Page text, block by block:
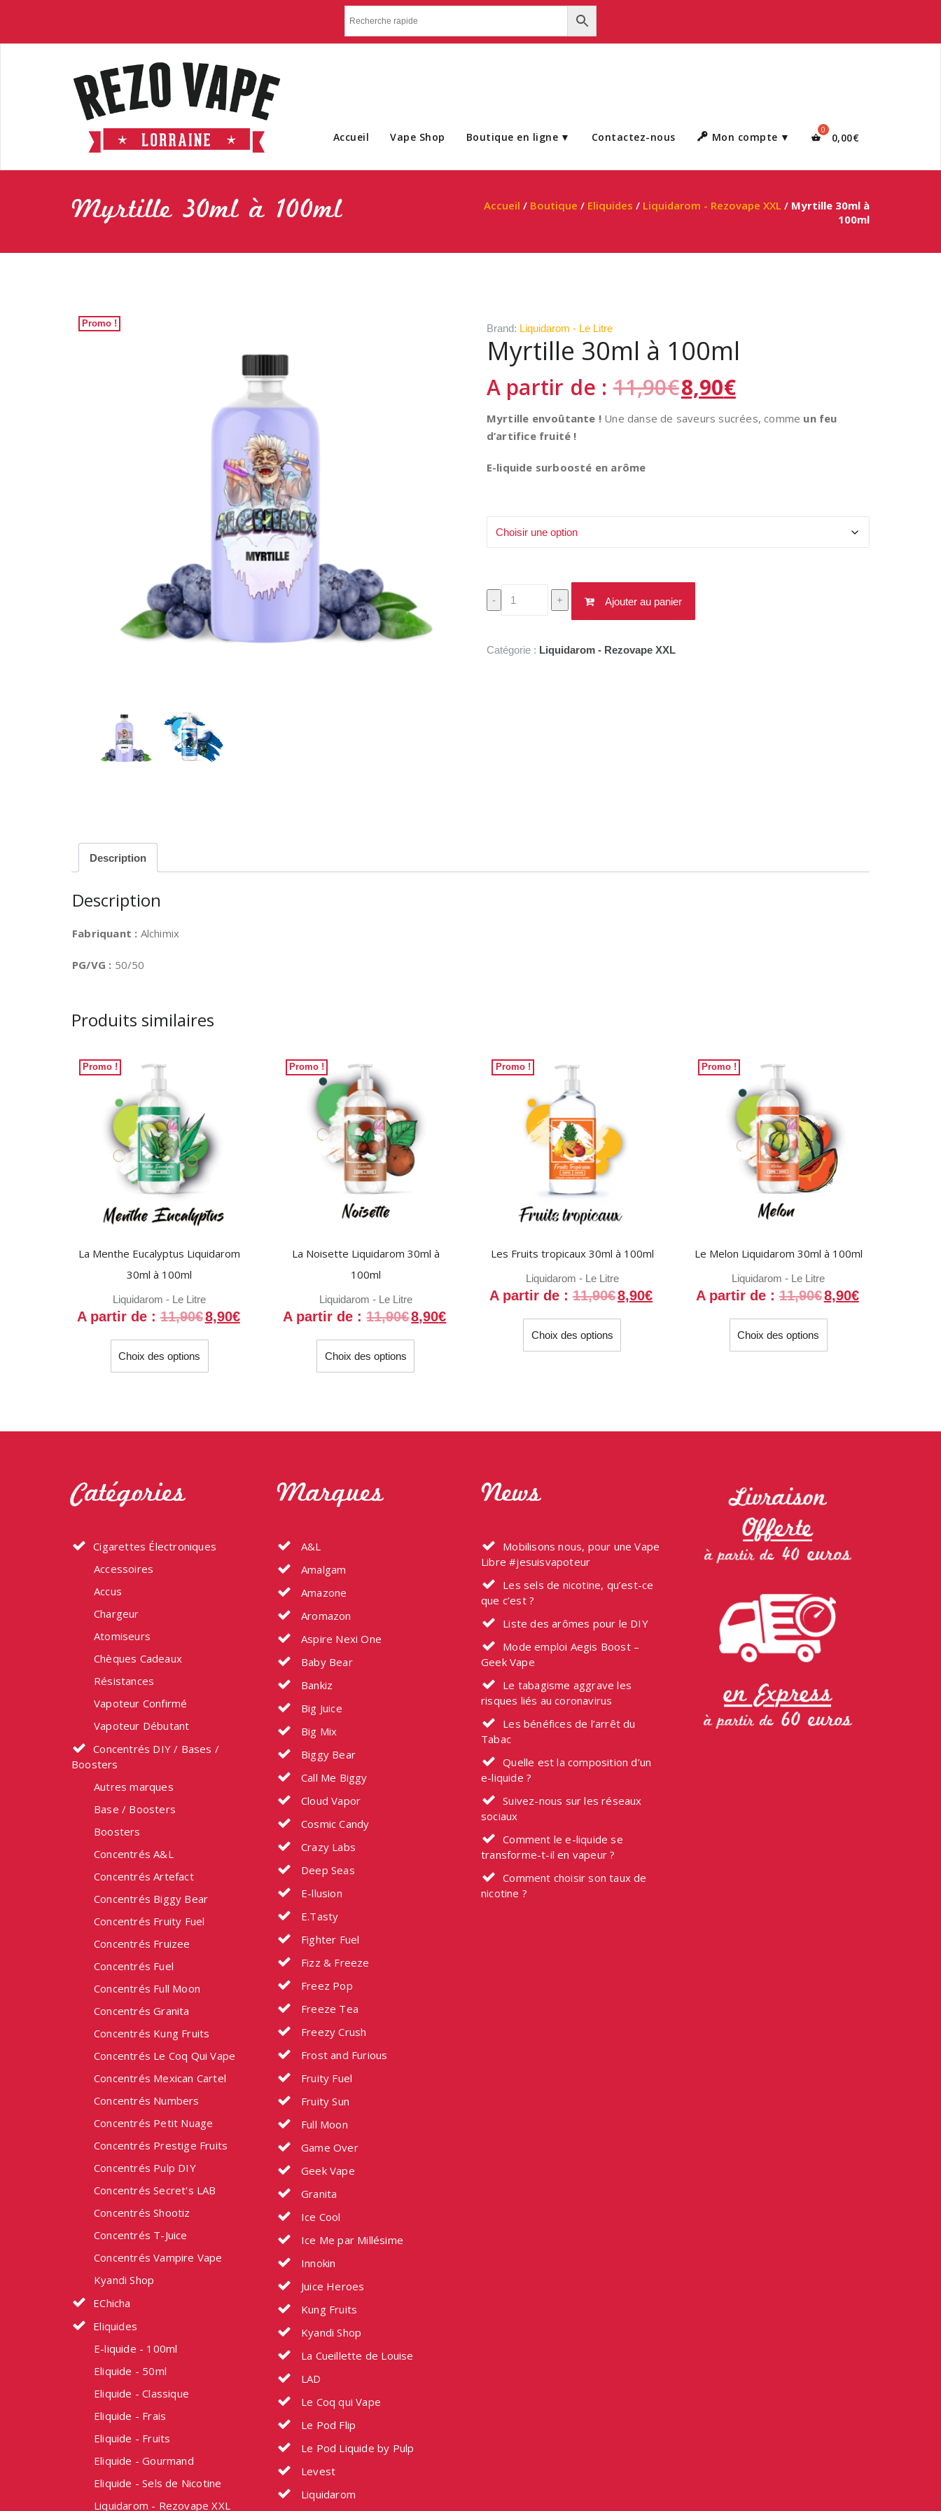
Accueil Vape Shop Boutique en ligne Contactez-nous Mon compte 0,00€
Myrtille 30ml à 100ml Accueil / Boutique / Eliquides / Liquidarom - Rezovape XXL / Myrtille 30ml à
100ml
Promo ! Brand: Liquidarom - Le Litre
Myrtille 30ml à 100ml
A partir de :11,90€8,90€
Myrtille envoûtante ! Une danse de saveurs sucrées, comme un feu
d’artifice fruité !
E-liquide surboosté en arôme
-
quantité
de
30ml
+ Ajouter au panier
Catégorie : Liquidarom - Rezovape XXL
Description
Description
Fabriquant : Alchimix
PG/VG : 50/50
Produits similaires
Promo !
La Menthe Eucalyptus Liquidarom
30ml à 100ml
Liquidarom - Le Litre
A partir de :11,90€8,90€
Choix des options
Ce
a
page
Promo !
La Noisette Liquidarom 30ml à
100ml
Liquidarom - Le Litre
A partir de :11,90€8,90€
Choix des options
Ce
a
Promo !
Les Fruits tropicaux 30ml à 100ml
Liquidarom - Le Litre
A partir de :11,90€8,90€
Choix des options
Ce
a
du
Promo !
Le Melon Liquidarom 30ml à 100ml
Liquidarom - Le Litre
A partir de :11,90€8,90€
Choix des options
Ce
a
Catégories
Cigarettes Électroniques
Accessoires
Accus
Chargeur
Atomiseurs
Chèques Cadeaux
Résistances
Vapoteur Confirmé
Vapoteur Débutant
Concentrés DIY / Bases /
Boosters
Autres marques
Base / Boosters
Boosters
Concentrés A&L
Concentrés Artefact
Concentrés Biggy Bear
Concentrés Fruity Fuel
Concentrés Fruizee
Concentrés Fuel
Concentrés Full Moon
Concentrés Granita
Concentrés Kung Fruits
Concentrés Le Coq Qui Vape
Concentrés Mexican Cartel
Concentrés Numbers
Concentrés Petit Nuage
Concentrés Prestige Fruits
Concentrés Pulp DIY
Concentrés Secret's LAB
Concentrés Shootiz
Concentrés T-Juice
Concentrés Vampire Vape
Kyandi Shop
EChicha
Eliquides
E-liquide - 100ml
Eliquide - 50ml
Eliquide - Classique
Eliquide - Frais
Eliquide - Fruits
Eliquide - Gourmand
Eliquide - Sels de Nicotine
Liquidarom - Rezovape XXL
Marques
A&L
Amalgam
Amazone
Aromazon
Aspire Nexi One
Baby Bear
Bankiz
Big Juice
Big Mix
Biggy Bear
Call Me Biggy
Cloud Vapor
Cosmic Candy
Crazy Labs
Deep Seas
E-llusion
E.Tasty
Fighter Fuel
Fizz & Freeze
Freez Pop
Freeze Tea
Freezy Crush
Frost and Furious
Fruity Fuel
Fruity Sun
Full Moon
Game Over
Geek Vape
Granita
Ice Cool
Ice Me par Millésime
Innokin
Juice Heroes
Kung Fruits
Kyandi Shop
La Cueillette de Louise
LAD
Le Coq qui Vape
Le Pod Flip
Le Pod Liquide by Pulp
Levest
Liquidarom
News
Mobilisons nous, pour une Vape
Libre #jesuisvapoteur
Les sels de nicotine, qu’est-ce
que c’est ?
Liste des arômes pour le DIY
Mode emploi Aegis Boost –
Geek Vape
Le tabagisme aggrave les
risques liés au coronavirus
Les bénéfices de l’arrêt du
Tabac
Quelle est la composition d’un
e-liquide ?
Suivez-nous sur les réseaux
sociaux
Comment le e-liquide se
transforme-t-il en vapeur ?
Comment choisir son taux de
nicotine ?